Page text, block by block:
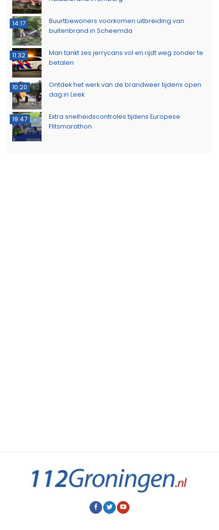
14:17
Buurtbewoners voorkomen uitbreiding van
buitenbrand in Scheemda
11:32
Man tankt zes jerrycans vol en rijdt weg zonder te
betalen
10:20
Ontdek het werk van de brandweer tijdens open
dag in Leek
19:47
Extra snelheidscontroles tijdens Europese
Flitsmarathon